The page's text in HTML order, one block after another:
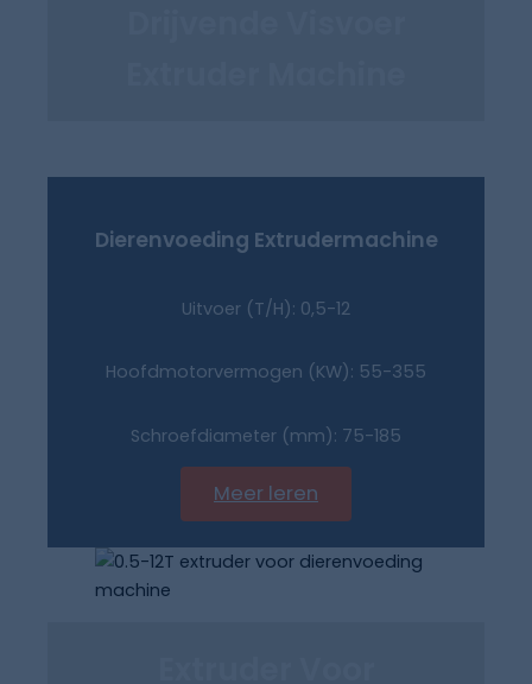
Dierenvoeding Extrudermachine
Uitvoer (T/H): 0,5-12
Hoofdmotorvermogen (KW): 55-355
Schroefdiameter (mm): 75-185
Meer leren